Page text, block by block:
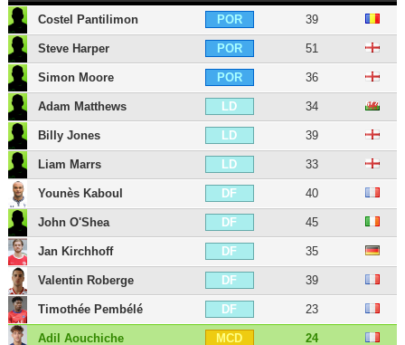
Costel Pantilimon
POR 39
Steve Harper POR 51
Simon Moore POR 36
Adam Matthews LD 34
Billy Jones LD 39
Liam Marrs LD 33
Younès Kaboul DF 40
John O'Shea DF 45
Jan Kirchhoff DF 35
Valentin Roberge DF 39
Timothée Pembélé DF 23
Adil Aouchiche MCD 24